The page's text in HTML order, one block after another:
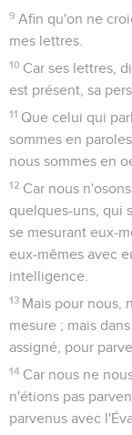
9 Afin qu'on ne
mes lettres.
10 Car ses lettres,
est présent, sa
11 Que celui qui
sommes en
nous sommes en
12 Car nous
quelques-uns, qui
se mesurant eux-
eux-mêmes avec
intelligence.
13 Mais pour nous,
mesure ; mais
assigné, pour
14 Car nous ne
n'étions pas
parvenus avec